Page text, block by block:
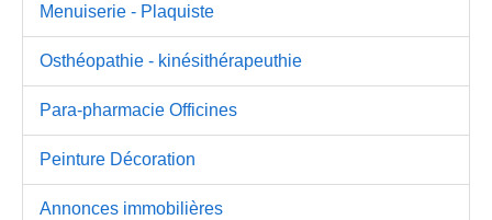
Menuiserie - Plaquiste
Osthéopathie - kinésithérapeuthie
Para-pharmacie Officines
Peinture Décoration
Annonces immobilières